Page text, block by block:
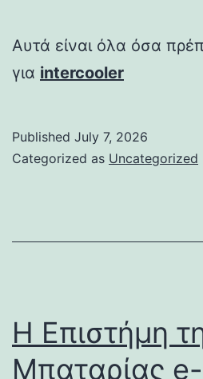
Αυτά είναι όλα όσα
για intercooler
Published July 7, 2026
Categorized as Uncategorized
Η Επιστήμη
Μπαταρίας